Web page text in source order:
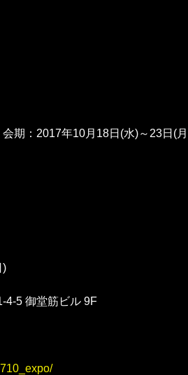
期：2017年10月18日(水)～23日(
)
4-5 御堂筋ビル 9F